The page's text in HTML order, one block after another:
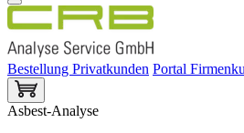
Bestellung Privatkunden Portal
Asbest-Analyse